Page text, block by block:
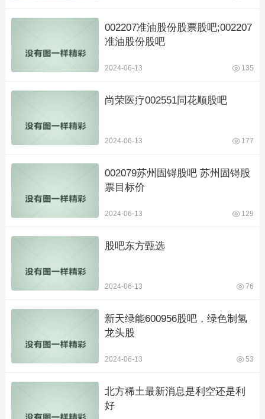
002207准油股份股票股吧;002207
准油股份股吧
2024-06-13 135
尚荣医疗002551同花顺股吧
2024-06-13 177
002079苏州固锝股吧 苏州固锝股
票目标价
2024-06-13 129
股吧东方甄选
2024-06-13 76
新天绿能600956股吧，绿色制氢
龙头股
2024-06-13 53
北方稀土最新消息是利空还是利
好